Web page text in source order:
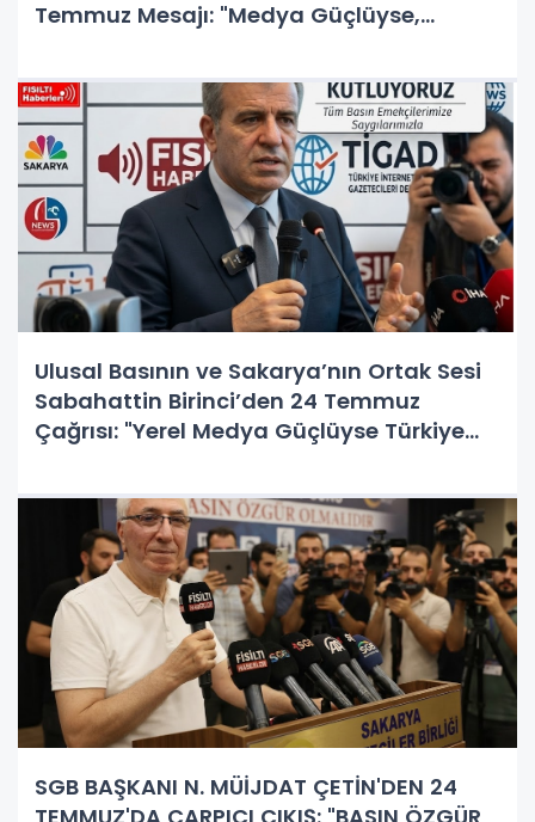
Temmuz Mesajı: "Medya Güçlüyse,
Ulusal Basının ve Sakarya’nın Ortak Sesi
Sabahattin Birinci’den 24 Temmuz
Çağrısı: "Yerel Medya Güçlüyse Türkiye
SGB BAŞKANI N. MÜİJDAT ÇETİN'DEN 24
TEMMUZ'DA ÇARPICI ÇIKIŞ: "BASIN ÖZGÜR